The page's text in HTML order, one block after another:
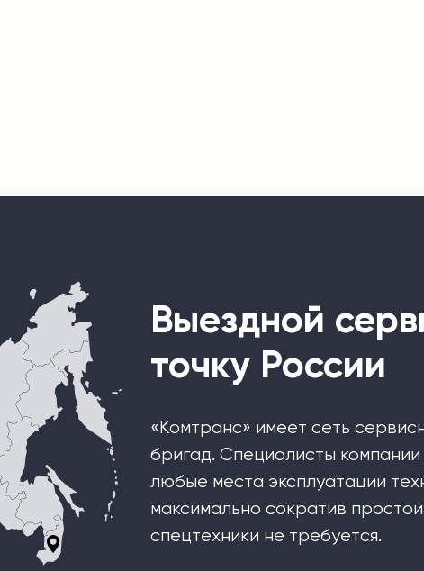
Выездной
точку России
«Комтранс» имеет сеть
бригад. Специалисты компании
любые места эксплуатации
максимально сократив
спецтехники не требуется.